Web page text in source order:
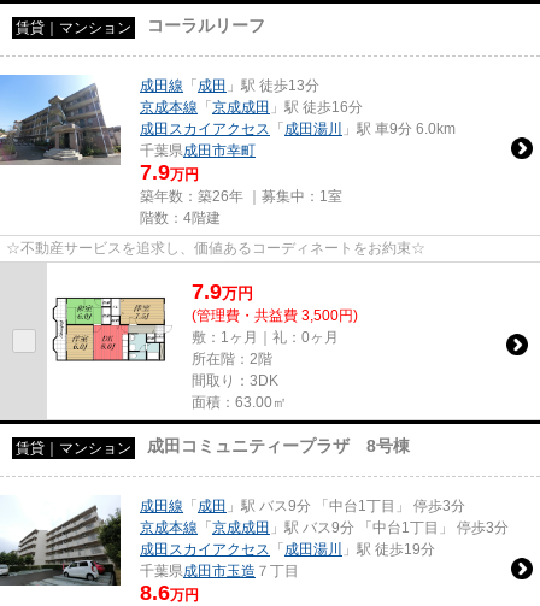
賃貸｜マンション コーラルリーフ
成田線 「成田 」駅 徒歩13分
京成本線 「京成成田 」駅 徒歩16分
成田スカイアクセス
「成田湯川
」駅 車9分 6.0km
千葉県成田市幸町
7.9万円
築年数：築26年 ｜募集中： 1室
階数：4階建
☆不動産サービスを追求し、価値あるコーディネートをお約束☆
7.9万円
(管理費・共益費 3,500円)
敷：1ヶ月｜礼：0ヶ月
所在階：2階
間取り：3DK
面積：63.00㎡
賃貸｜マンション 成田コミュニティープラザ 8号棟
成田線 「成田 」駅 バス9分 「中台1丁目」 停歩3分
京成本線 「京成成田 」駅 バス9分 「中台1丁目」 停歩3分
成田スカイアクセス
「成田湯川
」駅 徒歩19分
千葉県成田市玉造 ７丁目
8.6万円